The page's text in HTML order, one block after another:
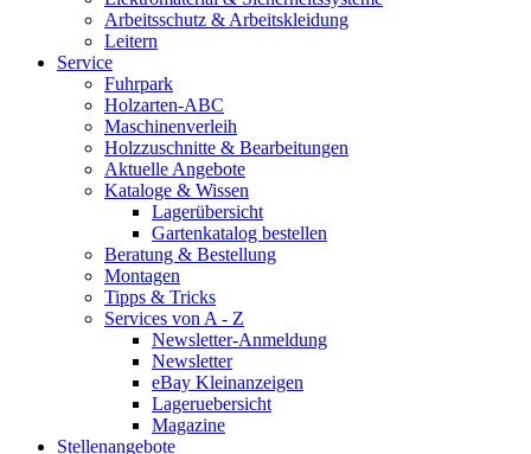
Arbeitsschutz & Arbeitskleidung
Leitern
Service
Fuhrpark
Holzarten-ABC
Maschinenverleih
Holzzuschnitte & Bearbeitungen
Aktuelle Angebote
Kataloge & Wissen
Lagerübersicht
Gartenkatalog bestellen
Beratung & Bestellung
Montagen
Tipps & Tricks
Services von A - Z
Newsletter-Anmeldung
Newsletter
eBay Kleinanzeigen
Lageruebersicht
Magazine
Stellenangebote